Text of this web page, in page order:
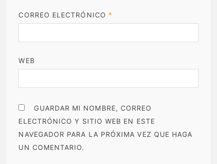
CORREO ELECTRÓNICO *
WEB
GUARDAR MI NOMBRE, CORREO
ELECTRÓNICO Y SITIO WEB EN ESTE
NAVEGADOR PARA LA PRÓXIMA VEZ QUE HAGA
UN COMENTARIO.